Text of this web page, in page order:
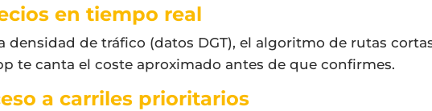
en tiempo real
densidad de tráfico (datos DGT), el algoritmo de rutas
te canta el coste aproximado antes de que confirmes.
a carriles prioritarios